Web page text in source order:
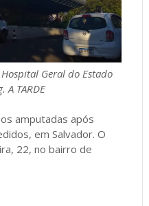
Geral do Estado
A TARDE
amputadas após
em Salvador. O
22, no bairro de